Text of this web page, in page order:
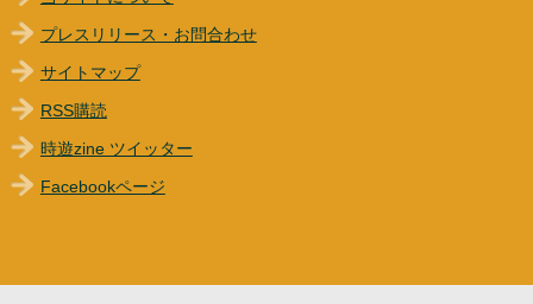
プレスリリース・お問合わせ
サイトマップ
RSS購読
時遊zine ツイッター
Facebookページ